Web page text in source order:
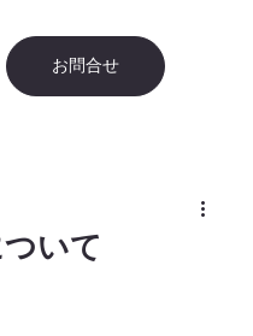
お問合せ
いて